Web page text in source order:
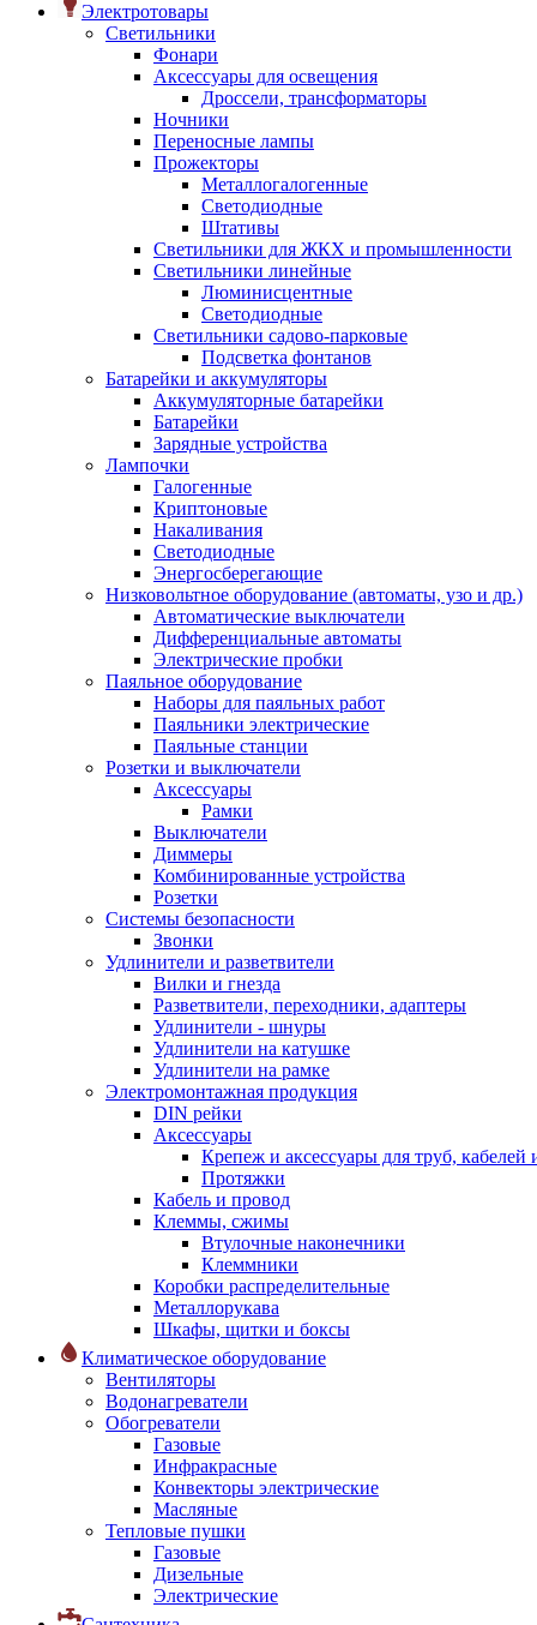
Электротовары
Светильники
Фонари
Аксессуары для освещения
Дроссели, трансформаторы
Ночники
Переносные лампы
Прожекторы
Металлогалогенные
Светодиодные
Штативы
Светильники для ЖКХ и промышленности
Светильники линейные
Люминисцентные
Светодиодные
Светильники садово-парковые
Подсветка фонтанов
Батарейки и аккумуляторы
Аккумуляторные батарейки
Батарейки
Зарядные устройства
Лампочки
Галогенные
Криптоновые
Накаливания
Светодиодные
Энергосберегающие
Низковольтное оборудование (автоматы, узо и др.)
Автоматические выключатели
Дифференциальные автоматы
Электрические пробки
Паяльное оборудование
Наборы для паяльных работ
Паяльники электрические
Паяльные станции
Розетки и выключатели
Аксессуары
Рамки
Выключатели
Диммеры
Комбинированные устройства
Розетки
Системы безопасности
Звонки
Удлинители и разветвители
Вилки и гнезда
Разветвители, переходники, адаптеры
Удлинители - шнуры
Удлинители на катушке
Удлинители на рамке
Электромонтажная продукция
DIN рейки
Аксессуары
Крепеж и аксессуары для труб, кабелей
Протяжки
Кабель и провод
Клеммы, сжимы
Втулочные наконечники
Клеммники
Коробки распределительные
Металлорукава
Шкафы, щитки и боксы
Климатическое оборудование
Вентиляторы
Водонагреватели
Обогреватели
Газовые
Инфракрасные
Конвекторы электрические
Масляные
Тепловые пушки
Газовые
Дизельные
Электрические